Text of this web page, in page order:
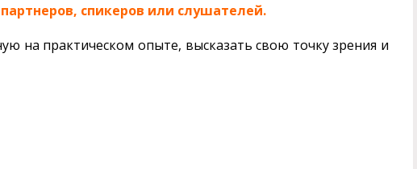
спикеров или слушателей.
на практическом опыте, высказать свою точку зрения и